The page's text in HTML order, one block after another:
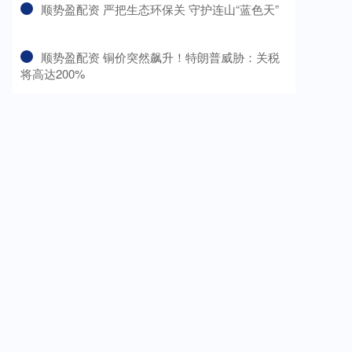
​顺势盈配资 严把生态环保关 守护连山“蓝色天”
​顺势盈配资 铜价突然飙升！特朗普威胁：关税
将高达200%